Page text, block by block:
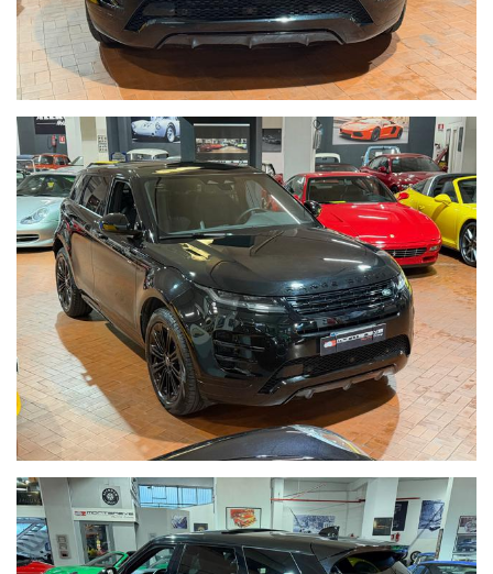
We speak english-Wir sprechen deutsch
Seguici su Facebook diventa fan:
https://www.facebook.com/Montenevesupercar&vintage
https://www.facebook.com/Montenevegroup
_____VUOI VENDERE LA TUA AUTO_____
ACQUISTIAMO LA VOSTRA AUTO PAGAMENTO IMMEDIATO
TRAMITE BONIFICO BANCARIO IMMEDIATO DOPO VISIONE E
PROVA
_____CONTO VENDITA ED ASSISTENZA ALLA VENDITA_____
SE VOLETE VENDERE LA VOSTRA AUTO SENZA DOVERVI
OCCUPARE DI TRATTATIVE E PAGAMENTI POSSIAMO
OCCUPARCENE NOI, METTIAMO A DISPOSIZIONE LA NOSTRA
SERIETA' E COMPETENZA,CUSTODIAMO LA VOSTRA VETTURA
NEL NOSTRO SHOWROOM,VALUTIAMO LE OFFERTE
PERVENUTECI E VI INFORMIAMO IN TEMPO REALE CERCANDO
SEMPRE DI TENERE CONTO DELLE VOSTRE ESIGENZE